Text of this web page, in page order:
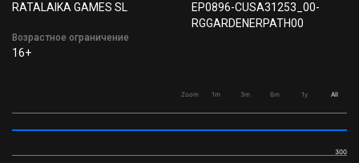
RATALAIKA GAMES SL
Возрастное ограничение
16+
EP0896-CUSA31253_00-
RGGARDENERPATH00
Zoom 1m 3m 6m 1y All
300